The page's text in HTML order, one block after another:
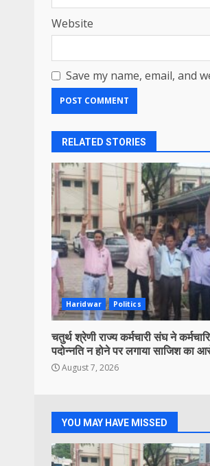
Website
Save my name, email, and
RELATED STORIES
Haridwar Politics
चतुर्थ श्रेणी राज्य कर्मचारी संघ ने
पदोन्नति न होने पर लगाया साजिश का
August 7, 2026
YOU MAY HAVE MISSED